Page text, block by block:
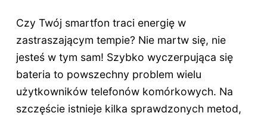
Czy Twój smartfon traci energię w
zastraszającym tempie? Nie martw się, nie
jesteś w tym sam! Szybko wyczerpująca się
bateria to powszechny problem wielu
użytkowników telefonów komórkowych. Na
szczęście istnieje kilka sprawdzonych metod,